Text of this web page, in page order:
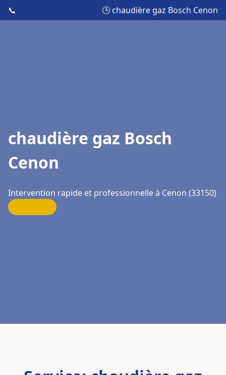
📞 🕒 chaudière gaz Bosch Cenon
chaudière gaz Bosch
Cenon
Intervention rapide et professionnelle à Cenon (33150)